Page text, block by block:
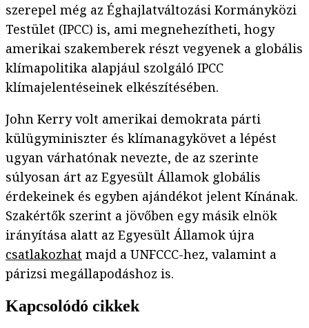
szerepel még az Éghajlatváltozási Kormányközi
Testület (IPCC) is, ami megnehezítheti, hogy
amerikai szakemberek részt vegyenek a globális
klímapolitika alapjául szolgáló IPCC
klímajelentéseinek elkészítésében.
John Kerry volt amerikai demokrata párti
külügyminiszter és klímanagykövet a lépést
ugyan várhatónak nevezte, de az szerinte
súlyosan árt az Egyesült Államok globális
érdekeinek és egyben ajándékot jelent Kínának.
Szakértők szerint a jövőben egy másik elnök
irányítása alatt az Egyesült Államok újra
csatlakozhat majd a UNFCCC-hez, valamint a
párizsi megállapodáshoz is.
Kapcsolódó cikkek